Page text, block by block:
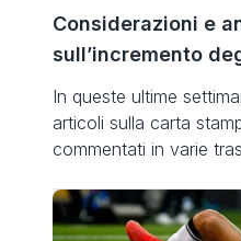
Considerazioni e
sull’incremento
calcio
In queste ultime
articoli sulla carta
commentati in varie
infortuni nel calcio
inizio di stagione, in